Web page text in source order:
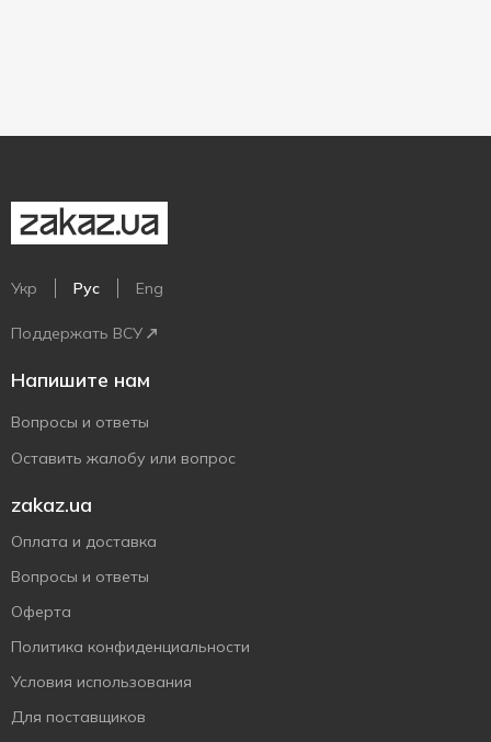
Укр Рус Eng
Поддержать ВСУ
Напишите нам
Вопросы и ответы
Оставить жалобу или вопрос
zakaz.ua
Оплата и доставка
Вопросы и ответы
Оферта
Политика конфиденциальности
Условия использования
Для поставщиков